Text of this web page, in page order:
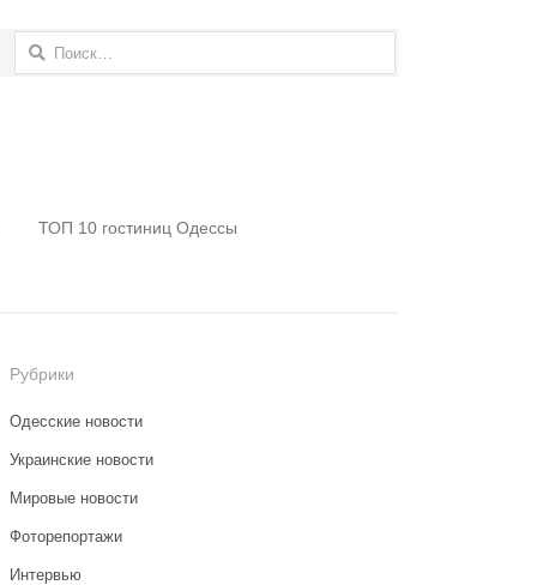
Найти:
ТОП 10 гостиниц Одессы
Рубрики
Одесские новости
Украинские новости
Мировые новости
Фоторепортажи
Интервью